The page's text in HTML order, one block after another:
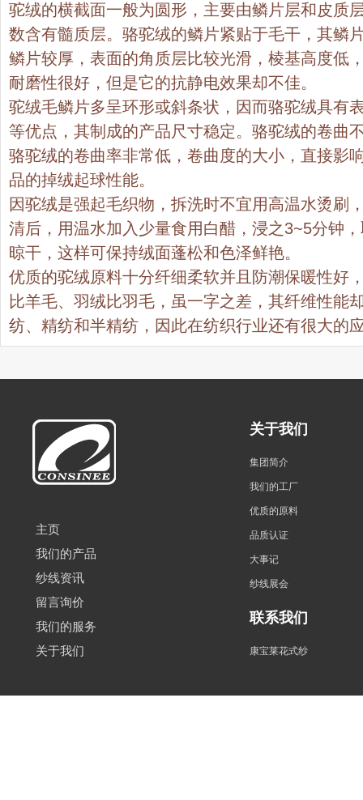
驼绒的横截面一般为圆形，主要由鳞片层和皮质
数含有髓质层。骆驼绒的鳞片紧贴于毛干，其鳞
鳞片较厚，表面的角质层比较光滑，棱基高度低
耐磨性很好，但是它的抗静电效果却不佳。
驼绒毛鳞片多呈环形或斜条状，因而骆驼绒具有
等优点，其制成的产品尺寸稳定。骆驼绒的卷曲
骆驼绒的卷曲率非常低，卷曲度的大小，直接影
品的掉绒起球性能。
因驼绒是强起毛织物，拆洗时不宜用高温水烫刷
清后，用温水加入少量食用白醋，浸之3~5分钟
晾干，这样可保持绒面蓬松和色泽鲜艳。
优质的驼绒原料十分纤细柔软并且防潮保暖性好
比羊毛、羽绒比羽毛，虽一字之差，其纤维性能
纺、精纺和半精纺，因此在纺织行业还有很大的
主页
我们的产品
纱线资讯
留言询价
我们的服务
关于我们
关于我们
集团简介
我们的工厂
优质的原料
品质认证
大事记
纱线展会
联系我们
康宝莱花式纱